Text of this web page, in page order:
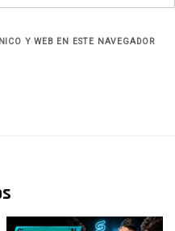
Y WEB EN ESTE NAVEGADOR